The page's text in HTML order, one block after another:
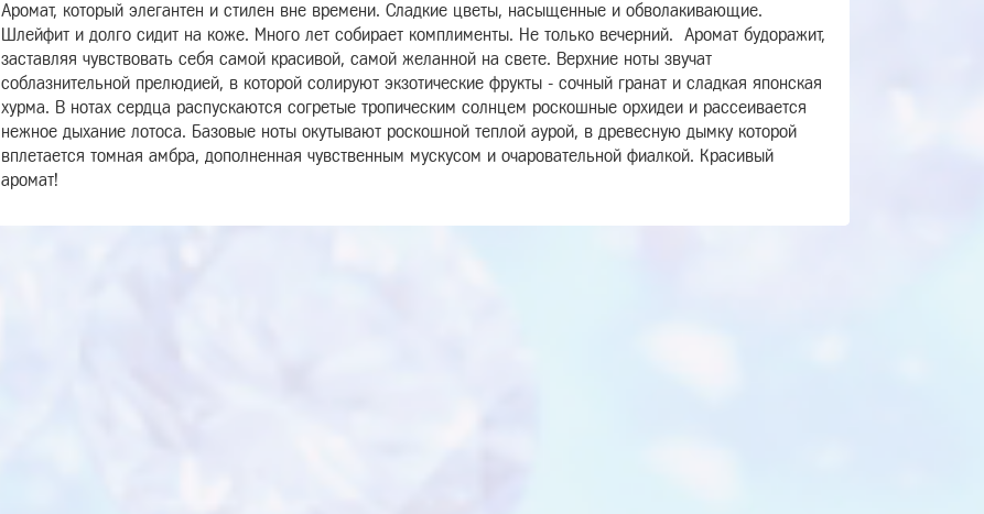
Аромат, который элегантен и стилен вне времени. Сладкие цветы, насыщенные и обволакивающие.
Шлейфит и долго сидит на коже. Много лет собирает комплименты. Не только вечерний. Аромат будоражит,
заставляя чувствовать себя самой красивой, самой желанной на свете. Верхние ноты звучат
соблазнительной прелюдией, в которой солируют экзотические фрукты - сочный гранат и сладкая японская
хурма. В нотах сердца распускаются согретые тропическим солнцем роскошные орхидеи и рассеивается
нежное дыхание лотоса. Базовые ноты окутывают роскошной теплой аурой, в древесную дымку которой
вплетается томная амбра, дополненная чувственным мускусом и очаровательной фиалкой. Красивый
аромат!